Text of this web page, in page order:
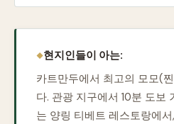
현지인들이 아는:
카트만두에서 최고의 모모(
다. 관광 지구에서 10분 도보
는 양링 티베트 레스토랑에서